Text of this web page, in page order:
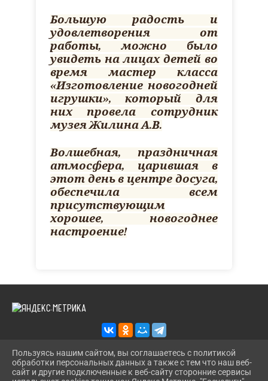
Большую радость и
удовлетворения от
работы, можно было
увидеть на лицах детей во
время мастер класса
«Изготовление новогодней
игрушки», который для
них провела сотрудник
музея Жилина А.В.
Волшебная, праздничная
атмосфера, царившая в
этот день в центре досуга,
обеспечила всем
присутствующим
хорошее, новогоднее
настроение!
2026 Г. KAZANS-DOSUG.RU
Пользуясь нашим сайтом, вы соглашаетесь с политикой
обработки персональных данных а также с тем что наш веб-
сайт и другие подключенные к веб-сайту сторонние сервисы